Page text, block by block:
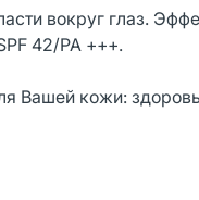
вокруг глаз.
42/PA +++.
Вашей кожи: